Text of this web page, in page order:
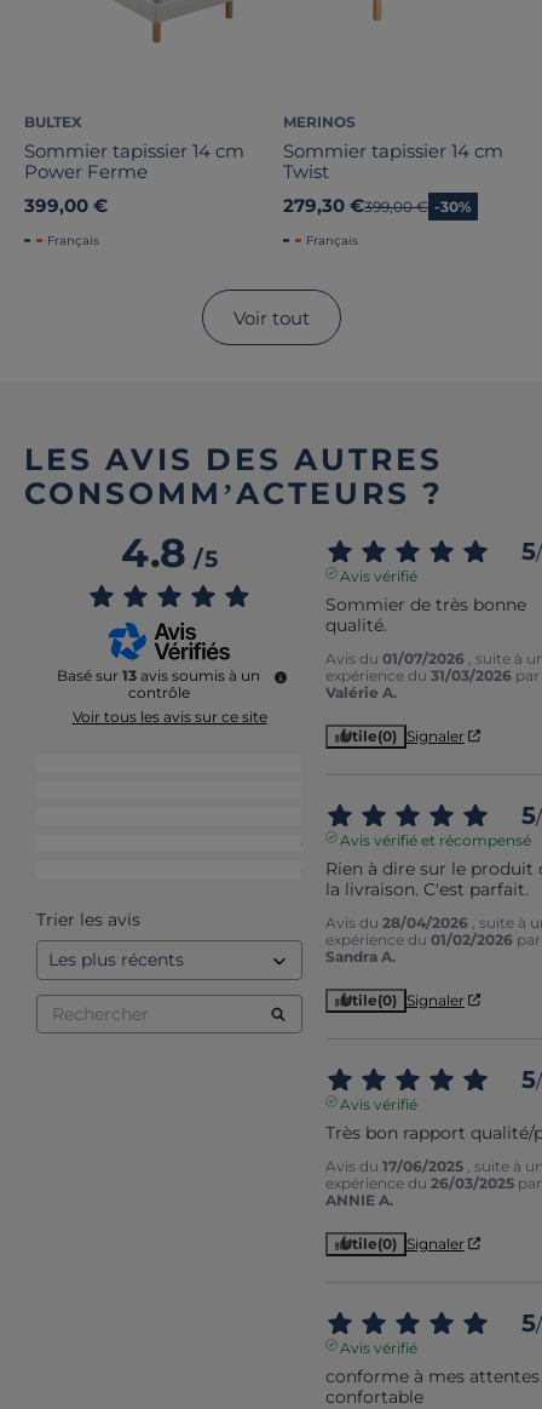
BULTEX
Sommier tapissier 14 cm
Power Ferme
399,00 €
Français
MERINOS
Sommier tapissier 14 cm
Twist
279,30 €Ancien prix
399,00 € -30%
Français
Voir tout
LES AVIS DES AUTRES
CONSOMM’ACTEURS ?
4.8/5
Basé sur 13 avis soumis à un
contrôle
Voir tous les avis sur ce site
0
0
Trier les avis
5/
Avis vérifié
Sommier de très bonne
qualité.
Avis du 01/07/2026
, suite à
expérience du 31/03/2026 par
Valérie A.
Utile(0) Signaler
5/
Avis vérifié et récompensé
Rien à dire sur le produit
la livraison. C'est parfait.
Avis du 28/04/2026
, suite à
expérience du 01/02/2026 par
Sandra A.
Utile(0) Signaler
5/
Avis vérifié
Très bon rapport qualité/
Avis du 17/06/2025
, suite à
expérience du 26/03/2025 par
ANNIE A.
Utile(0) Signaler
5/
Avis vérifié
conforme à mes attentes
confortable